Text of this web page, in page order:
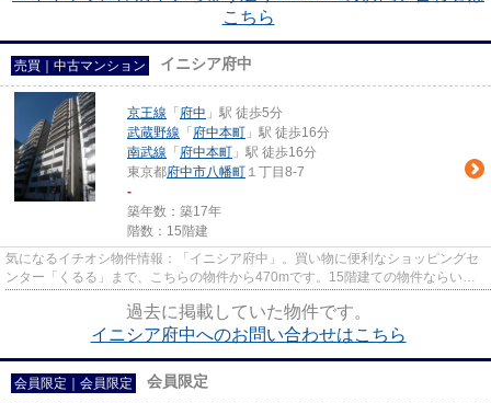
こちら
売買｜中古マンション イニシア府中
京王線 「 府中 」駅 徒歩5分
武蔵野線 「 府中本町 」駅 徒歩16分
南武線 「 府中本町 」駅 徒歩16分
東京都府中市八幡町 １丁目8-7
-
築年数：築17年
階数：15階建
気になるイチオシ物件情報：「イニシア府中」。買い物に便利なショッピングセ
ンター「くるる」まで、こちらの物件から470mです。15階建ての物件ならいつ
過去に掲載していた物件です。
イニシア府中へのお問い合わせはこちら
会員限定 会員限定 会員限定